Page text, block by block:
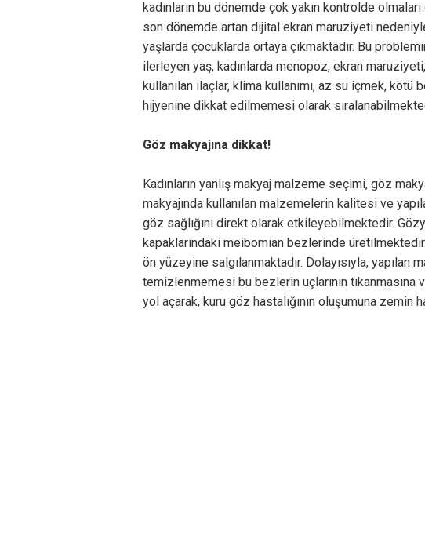
kadınların bu dönemde çok yakın kontrolde
son dönemde artan dijital ekran maruziyeti
yaşlarda çocuklarda ortaya çıkmaktadır. Bu
ilerleyen yaş, kadınlarda menopoz, ekran
kullanılan ilaçlar, klima kullanımı, az su içmek,
hijyenine dikkat edilmemesi olarak
Göz makyajına dikkat!
Kadınların yanlış makyaj malzeme seçimi, göz
makyajında kullanılan malzemelerin kalitesi ve
göz sağlığını direkt olarak etkileyebilmektedir.
kapaklarındaki meibomian bezlerinde
ön yüzeyine salgılanmaktadır. Dolayısıyla, yapılan
temizlenmemesi bu bezlerin uçlarının
yol açarak, kuru göz hastalığının oluşumuna zemin